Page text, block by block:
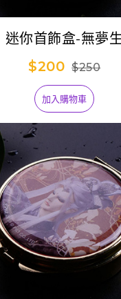
迷你首飾盒-無夢
$200 $250
加入購物車